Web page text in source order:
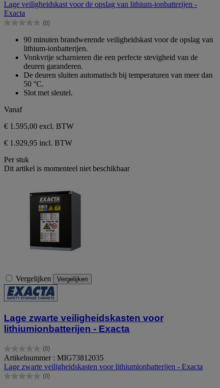
de
5
sterren.
Lage veiligheidskast voor de opslag van lithium-ionbatterijen -
Exacta
(0)
0.0
sterren.
90 minuten brandwerende veiligheidskast voor de opslag van
lithium-ionbatterijen.
Vonkvrije scharnieren die een perfecte stevigheid van de
deuren garanderen.
De deuren sluiten automatisch bij temperaturen van meer dan
50 °C.
Slot met sleutel.
Vanaf
€ 1.595,00 excl. BTW
€ 1.929,95 incl. BTW
Per stuk
Dit artikel is momenteel niet beschikbaar
Vergelijken Vergelijken
Lage zwarte veiligheidskasten voor
lithiumionbatterijen - Exacta
(0)
0.0
van
de
5
Artikelnummer : MIG73812035
Lage zwarte veiligheidskasten voor lithiumionbatterijen - Exacta
(0)
0.0